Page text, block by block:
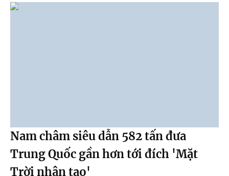
Nam châm siêu dẫn 582 tấn đưa
Trung Quốc gần hơn tới đích 'Mặt
Trời nhân tạo'